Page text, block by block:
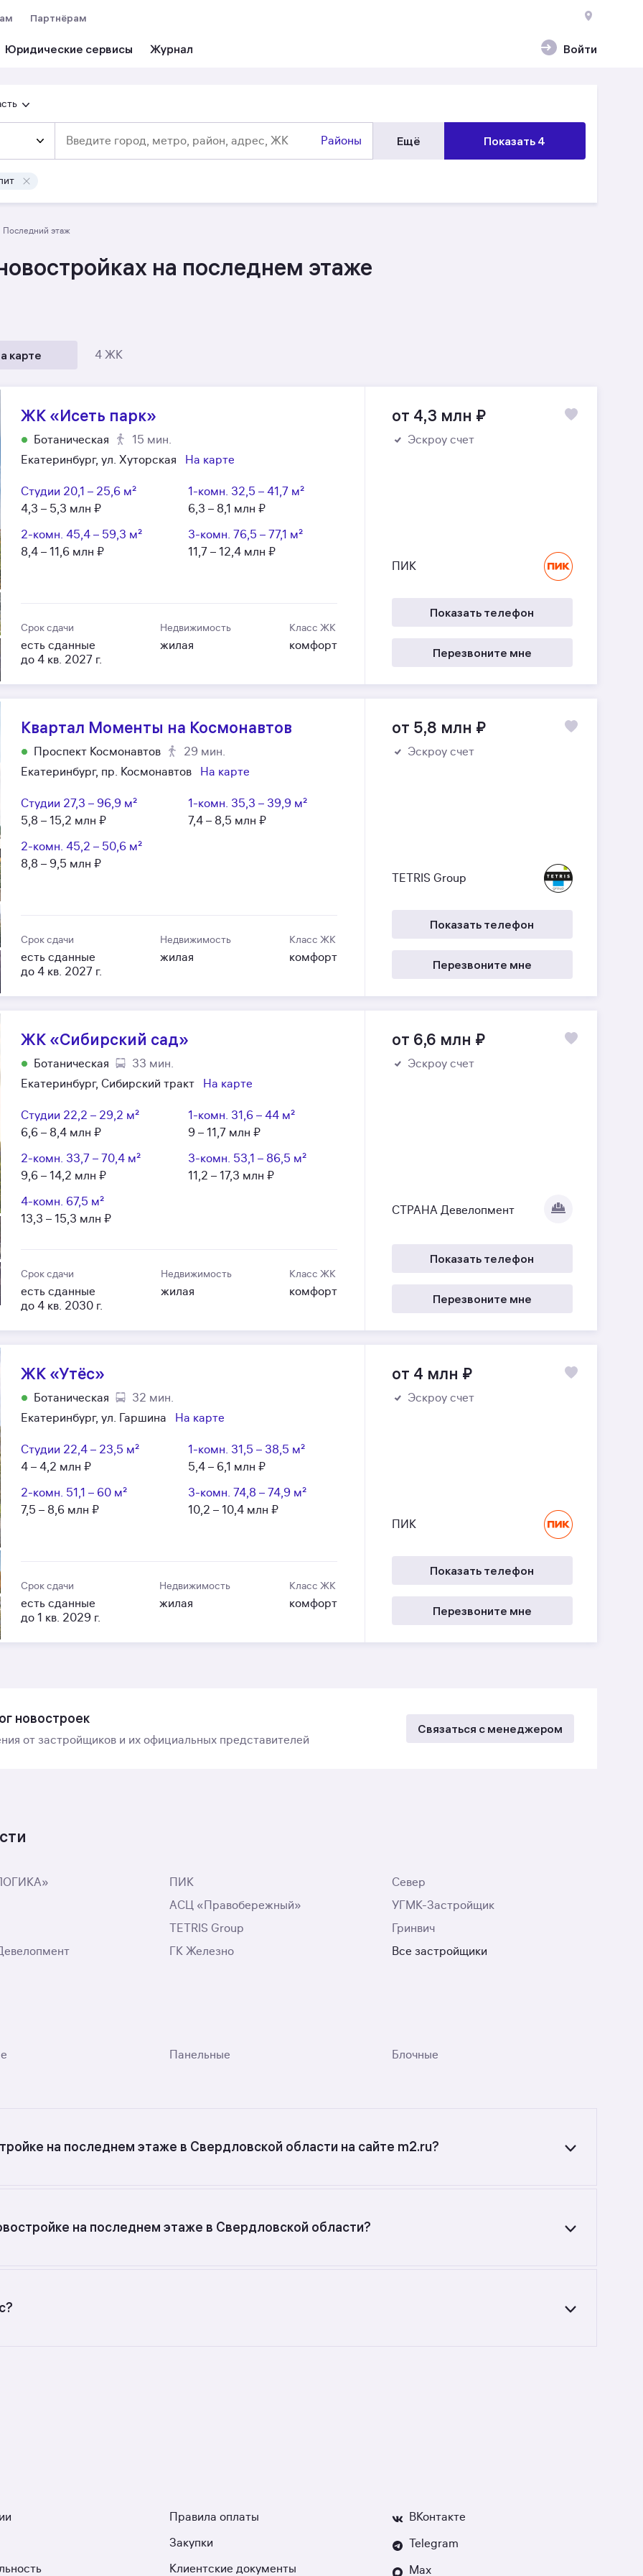
Войти
Юридические сервисы
Партнёрам
Районы Ещё Показать 4
последний этаж
на последнем этаже
карте 4 ЖК
ЖК «Исеть парк»
Ботаническая
15 мин.
Екатеринбург, ул. Хуторская
На карте
Студии 20,1 – 25,6 м²
4,3 – 5,3 млн ₽
1-комн. 32,5 – 41,7 м²
6,3 – 8,1 млн ₽
2-комн. 45,4 – 59,3 м²
8,4 – 11,6 млн ₽
3-комн. 76,5 – 77,1 м²
11,7 – 12,4 млн ₽
Срок сдачи
есть сданные
до 4 кв. 2027 г.
Недвижимость
жилая
Класс ЖК
комфорт
от 4,3 млн ₽
Эскроу счет
ПИК
Показать телефон
Перезвоните мне
Квартал Моменты на Космонавтов
Проспект Космонавтов
29 мин.
Екатеринбург, пр. Космонавтов
На карте
Студии 27,3 – 96,9 м²
5,8 – 15,2 млн ₽
1-комн. 35,3 – 39,9 м²
7,4 – 8,5 млн ₽
2-комн. 45,2 – 50,6 м²
8,8 – 9,5 млн ₽
Срок сдачи
есть сданные
до 4 кв. 2027 г.
Недвижимость
жилая
Класс ЖК
комфорт
от 5,8 млн ₽
Эскроу счет
TETRIS Group
Показать телефон
Перезвоните мне
ЖК «Сибирский сад»
Ботаническая
33 мин.
Екатеринбург, Сибирский тракт
На карте
Студии 22,2 – 29,2 м²
6,6 – 8,4 млн ₽
1-комн. 31,6 – 44 м²
9 – 11,7 млн ₽
2-комн. 33,7 – 70,4 м²
9,6 – 14,2 млн ₽
3-комн. 53,1 – 86,5 м²
11,2 – 17,3 млн ₽
4-комн. 67,5 м²
13,3 – 15,3 млн ₽
Срок сдачи
есть сданные
до 4 кв. 2030 г.
Недвижимость
жилая
Класс ЖК
комфорт
от 6,6 млн ₽
Эскроу счет
СТРАНА Девелопмент
Показать телефон
Перезвоните мне
ЖК «Утёс»
Ботаническая
32 мин.
Екатеринбург, ул. Гаршина
На карте
Студии 22,4 – 23,5 м²
4 – 4,2 млн ₽
1-комн. 31,5 – 38,5 м²
5,4 – 6,1 млн ₽
2-комн. 51,1 – 60 м²
7,5 – 8,6 млн ₽
3-комн. 74,8 – 74,9 м²
10,2 – 10,4 млн ₽
Срок сдачи
есть сданные
до 1 кв. 2029 г.
Недвижимость
жилая
Класс ЖК
комфорт
от 4 млн ₽
Эскроу счет
ПИК
Показать телефон
Перезвоните мне
новостроек
от застройщиков и их официальных представителей
Связаться с менеджером
ПИК
Север
АСЦ «Правобережный»
УГМК-Застройщик
TETRIS Group
Гринвич
ГК Железно Все застройщики
Панельные Блочные
на последнем этаже в Свердловской области на сайте m2.ru?
на последнем этаже в Свердловской области?
Правила оплаты
Закупки
Клиентские документы
ВКонтакте
Telegram
Max